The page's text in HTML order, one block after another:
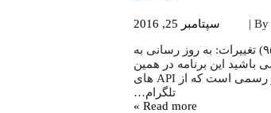
By | سپتامبر 25, 2016
[موبایل] دانلود Telegram Plus Messenger – نرم افزار موبایل مسنجر پلاس(۹۵/۷/۴) تغییرات: به روز رسانی به
می باشید این برنامه در همین
سبک برای سیستم عامل اندروید منتشر شده است. این برنامه پیام رسانی غیر رسمی است که از API های
تلگرام…
Read more »